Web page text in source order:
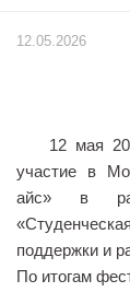
Приказы
12.05.2026
12 мая
участие в
айс» в
поддержки и
По итогам